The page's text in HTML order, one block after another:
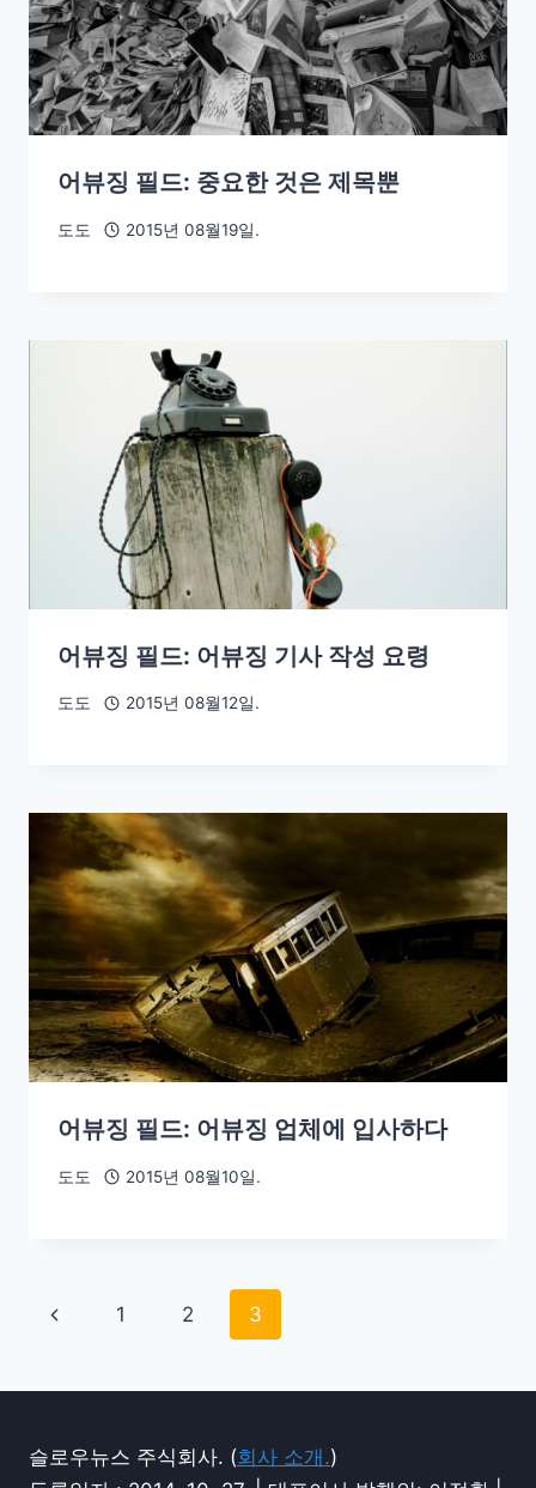
어뷰징 필드: 중요한 것은 제목뿐
도도 2015년 08월19일.
어뷰징 필드: 어뷰징 기사 작성 요령
도도 2015년 08월12일.
어뷰징 필드: 어뷰징 업체에 입사하다
도도 2015년 08월10일.
1 2 3
슬로우뉴스 주식회사. (회사 소개.)